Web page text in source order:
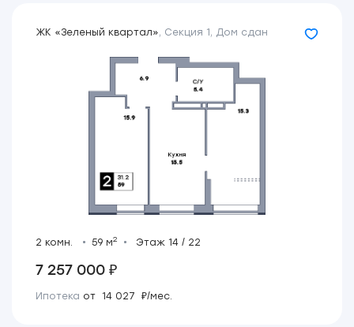
ЖК «Зеленый квартал», Секция 1, Дом сдан
2 комн. 59 м2 Этаж 14 / 22
7 257 000 ₽
Ипотека от 14 027 ₽/мес.